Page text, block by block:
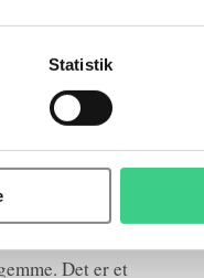
Statistik
kilde til
det nemt at
interesser
gode til
som ofte kun
Det er et